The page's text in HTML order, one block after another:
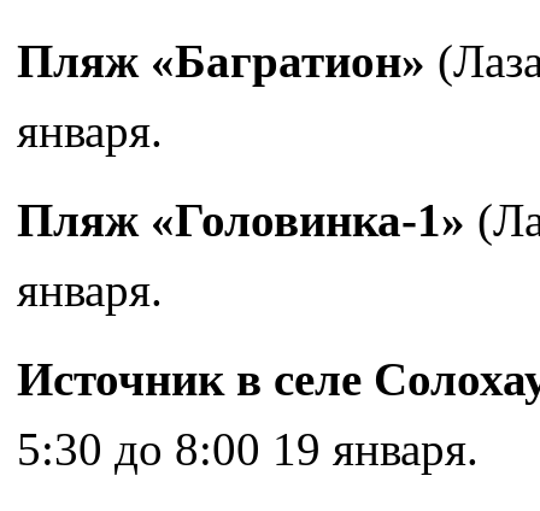
Пляж «Багратион»
января.
Пляж «Головинка-1»
января.
Источник в селе
5:30 до 8:00 19 января.